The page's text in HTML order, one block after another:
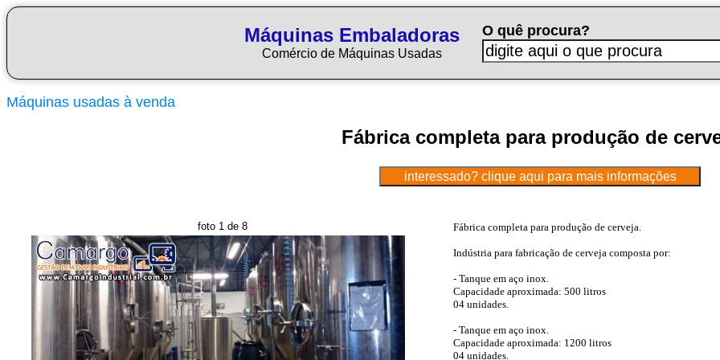
Máquinas Embaladoras
Comércio de Máquinas Usadas
O quê procura?
Máquinas usadas à venda
Fábrica completa para produção de
foto 1 de 8 Fábrica completa para produção de cerveja.
Indústria para fabricação de cerveja composta por:
- Tanque em aço inox.
Capacidade aproximada: 500 litros
04 unidades.
- Tanque em aço inox.
Capacidade aproximada: 1200 litros
04 unidades.